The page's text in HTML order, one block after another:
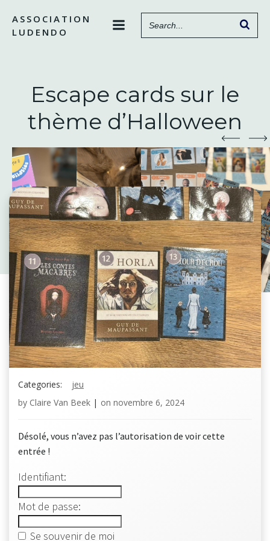
contenu
ASSOCIATION
LUDENDO
Escape cards sur le
thème d’Halloween
Categories:
jeu
by Claire Van Beek | on novembre 6, 2024
Désolé, vous n’avez pas l’autorisation de voir cette
entrée !
Identifiant:
Mot de passe:
Se souvenir de moi